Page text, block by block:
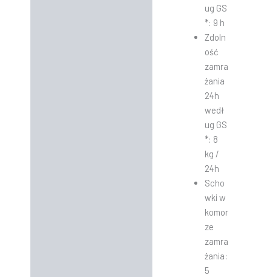
ug GS
*: 9 h
Zdoln
ość
zamra
żania
24h
wedł
ug GS
*: 8
kg /
24h
Scho
wki w
komor
ze
zamra
żania:
5